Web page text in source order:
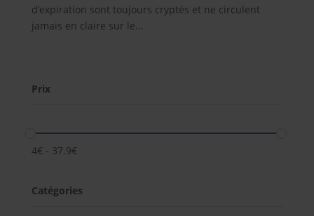
d’expiration sont toujours cryptés et ne circulent
jamais en claire sur le...
Prix
4€ - 37.9€
Catégories